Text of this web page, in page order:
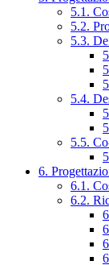
5.1.
5.2.
5.3.
5.4.
5.5.
6.
6.1.
6.2.